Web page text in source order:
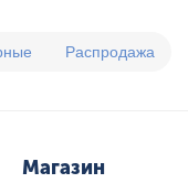
Распродажа
Магазин